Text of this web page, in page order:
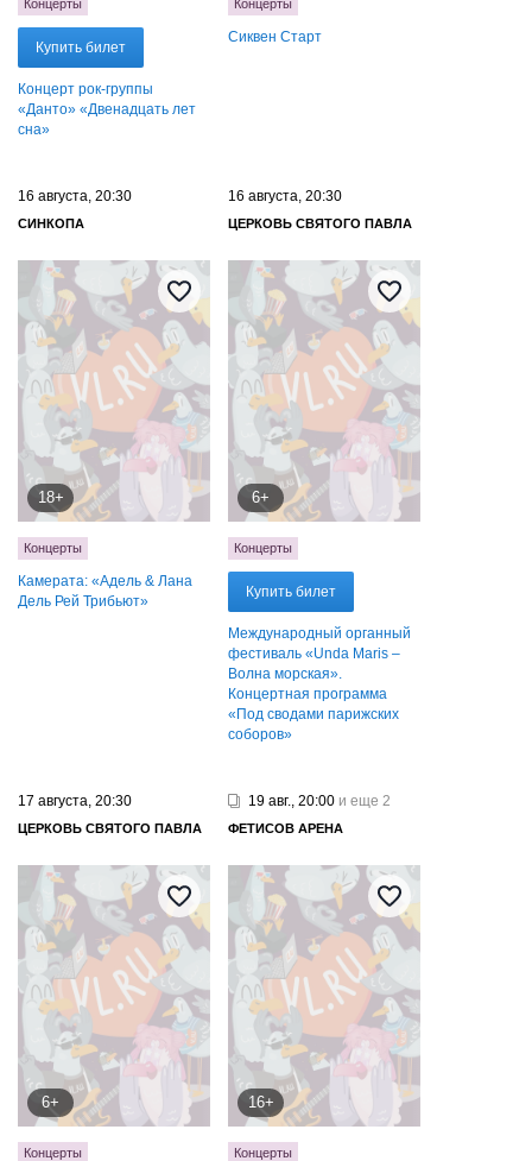
Концерты
Купить билет
Концерт рок-группы
«‎Данто» «Двенадцать лет
сна‎»
Концерты
Сиквен Старт
16 августа, 20:30
СИНКОПА
18+
Концерты
Камерата: «Адель & Лана
Дель Рей Трибьют»
16 августа, 20:30
ЦЕРКОВЬ СВЯТОГО ПАВЛА
6+
Концерты
Купить билет
Международный органный
фестиваль «Unda Maris –
Волна морская».
Концертная программа
«Под сводами парижских
соборов»
17 августа, 20:30
ЦЕРКОВЬ СВЯТОГО ПАВЛА
6+
Концерты
19 авг., 20:00 и еще 2
ФЕТИСОВ АРЕНА
16+
Концерты